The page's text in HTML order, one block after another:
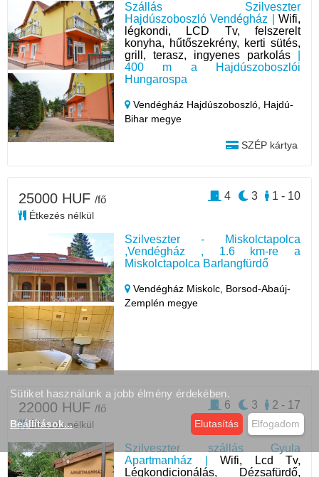
Szállás Szilveszter
Hajdúszoboszló Vendégház | Wifi,
légkondi, LCD Tv, felszerelt
konyha, hűtőszekrény, kerti sütés,
grill, terasz, ingyenes parkolás
400 m a Hajdúszoboszlói
Hungarospa
Vendégház Hajdúszoboszló, Hajdú-
Bihar megye
SZÉP kártya
Szilveszter - Miskolctapolca
,Vendégház , 1.6 km-re a
Miskolctapolca Barlangfürdő
Vendégház Miskolc, Borsod-Abaúj-
Zemplén megye
25000 HUF /fő
Étkezés nélkül
1 - 10
3
4
Szilveszter szállás Gyula
Apartmanház |Wifi, Lcd Tv,
Légkondicionálás, Dézsafürdő,
22000 HUF /fő
Étkezés nélkül
2 - 17
3
6
Sütiket használunk a jobb élmény érdekében.
Beállítások... Elutasítás Elfogadom